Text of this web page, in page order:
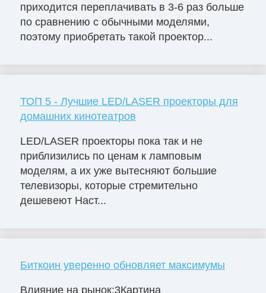
приходится переплачивать в 3-6 раз больше
по сравнению с обычными моделями,
поэтому приобретать такой проектор...
ТОП 5 - Лучшие LED/LASER проекторы для
домашних кинотеатров
LED/LASER проекторы пока так и не
приблизились по ценам к ламповым
моделям, а их уже вытесняют большие
телевизоры, которые стремительно
дешевеют Наст...
Биткоин уверенно обновляет максимумы
Влияние на рынок:3Картина